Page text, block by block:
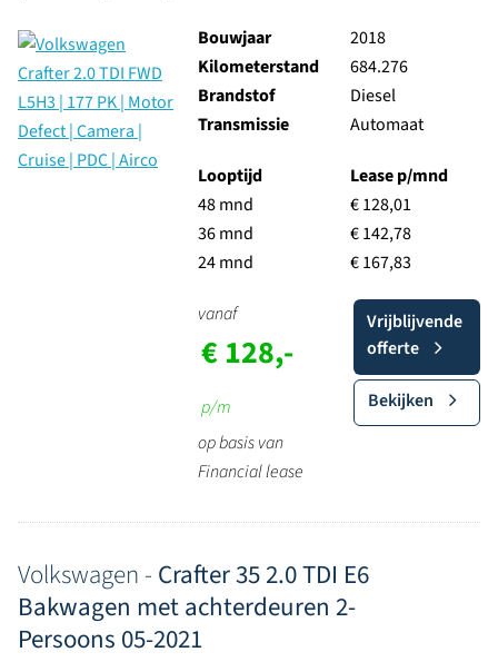
Bouwjaar
2018
Kilometerstand
684.276
Brandstof
Diesel
Transmissie
Automaat
Looptijd
48 mnd
36 mnd
24 mnd
Lease p/mnd
€ 128,01
€ 142,78
€ 167,83
vanaf
€ 128,-
p/m
op basis van
Financial lease
Vrijblijvende
offerte
Bekijken
Volkswagen - Crafter 35 2.0 TDI E6
Bakwagen met achterdeuren 2-
Persoons 05-2021